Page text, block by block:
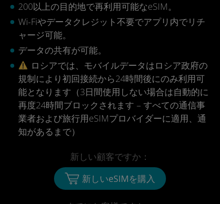
200以上の目的地で再利用可能なeSIM。
Wi-Fiやデータクレジット不要でアプリ内でリチ
ャージ可能。
データの共有が可能。
ロシアでは、モバイルデータはロシア政府の
規制により初回接続から24時間後にのみ利用可
能となります（3日間使用しない場合は自動的に
再度24時間ブロックされます – すべての通信事
業者および旅行用eSIMプロバイダーに適用、通
知があるまで）
新しい顧客ですか：
新しいeSIMを購入